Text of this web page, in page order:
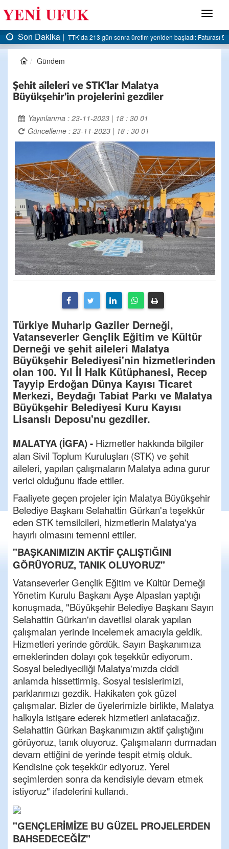
Menü
milyar liraya dayandı
Son Dakika | AK Parti Ereğli İlçe Başkanlığı’ndan belediyeye sert
Gündem
Şehit aileleri ve STK'lar Malatya
Büyükşehir'in projelerini gezdiler
Yayınlanma : 23-11-2023 | 18 : 30 01
Güncelleme : 23-11-2023 | 18 : 30 01
Türkiye Muharip Gaziler Derneği,
Vatanseverler Gençlik Eğitim ve Kültür
Derneği ve şehit aileleri Malatya
Büyükşehir Belediyesi'nin hizmetlerinden
olan 100. Yıl İl Halk Kütüphanesi, Recep
Tayyip Erdoğan Dünya Kayısı Ticaret
Merkezi, Beydağı Tabiat Parkı ve Malatya
Büyükşehir Belediyesi Kuru Kayısı
Lisanslı Deposu'nu gezdiler.
MALATYA (İGFA) - Hizmetler hakkında bilgiler
alan Sivil Toplum Kuruluşları (STK) ve şehit
aileleri, yapılan çalışmaların Malatya adına gurur
verici olduğunu ifade ettiler.
Faaliyete geçen projeler için Malatya Büyükşehir
Belediye Başkanı Selahattin Gürkan'a teşekkür
eden STK temsilcileri, hizmetlerin Malatya'ya
hayırlı olmasını temenni ettiler.
"BAŞKANIMIZIN AKTİF ÇALIŞTIĞINI
GÖRÜYORUZ, TANIK OLUYORUZ"
Vatanseverler Gençlik Eğitim ve Kültür Derneği
Yönetim Kurulu Başkanı Ayşe Alpaslan yaptığı
konuşmada, "Büyükşehir Belediye Başkanı Sayın
Selahattin Gürkan'ın davetlisi olarak yapılan
çalışmaları yerinde incelemek amacıyla geldik.
Hizmetleri yerinde gördük. Sayın Başkanımıza
emeklerinden dolayı çok teşekkür ediyorum.
Sosyal belediyeciliği Malatya'mızda ciddi
anlamda hissettirmiş. Sosyal tesislerimizi,
parklarımızı gezdik. Hakikaten çok güzel
çalışmalar. Bizler de üyelerimizle birlikte, Malatya
halkıyla istişare ederek hizmetleri anlatacağız.
Selahattin Gürkan Başkanımızın aktif çalıştığını
görüyoruz, tanık oluyoruz. Çalışmaların durmadan
devam ettiğini de yerinde tespit etmiş olduk.
Kendisine çok teşekkür ediyoruz. Yerel
seçimlerden sonra da kendisiyle devam etmek
istiyoruz" ifadelerini kullandı.
"GENÇLERİMİZE BU GÜZEL PROJELERDEN
BAHSEDECEĞİZ"